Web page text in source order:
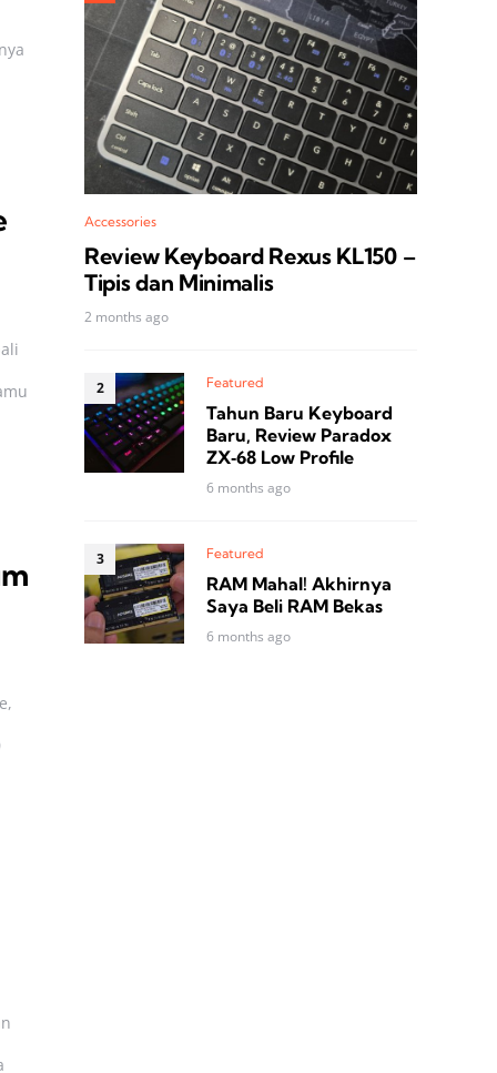
Accessories
Review Keyboard Rexus KL150 –
Tipis dan Minimalis
2 months ago
Featured
Tahun Baru Keyboard
Baru, Review Paradox
ZX‑68 Low Profile
6 months ago
Featured
RAM Mahal! Akhirnya
Saya Beli RAM Bekas
6 months ago